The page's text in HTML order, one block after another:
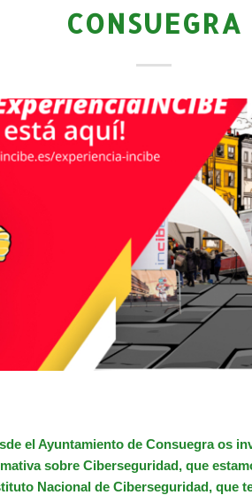
CONSUEGRA
el Ayuntamiento de Consuegra os
sobre Ciberseguridad, que
Nacional de Ciberseguridad, que